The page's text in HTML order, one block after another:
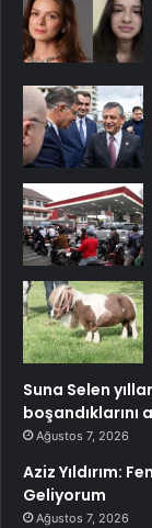
Suna Selen
Ağustos 7, 2026
Aziz Yıldırım:
Geliyorum
Ağustos 7, 2026